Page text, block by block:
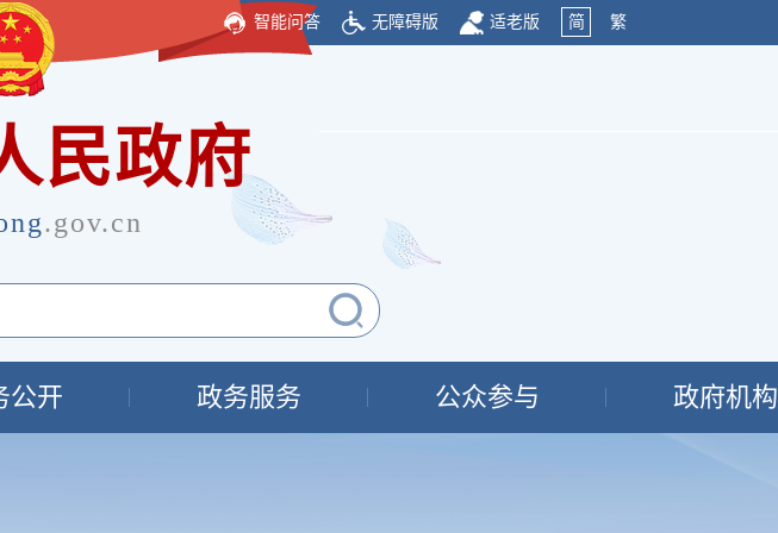
智能问答 无障碍版 适老版 简 繁
民政府
.gov.cn
公开 政务服务 公众参与 政府机构